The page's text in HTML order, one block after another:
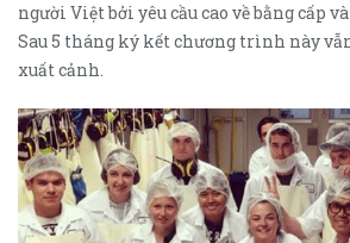
người Việt bởi yêu cầu cao về bằng cấp
Sau 5 tháng ký kết chương trình này
xuất cảnh.